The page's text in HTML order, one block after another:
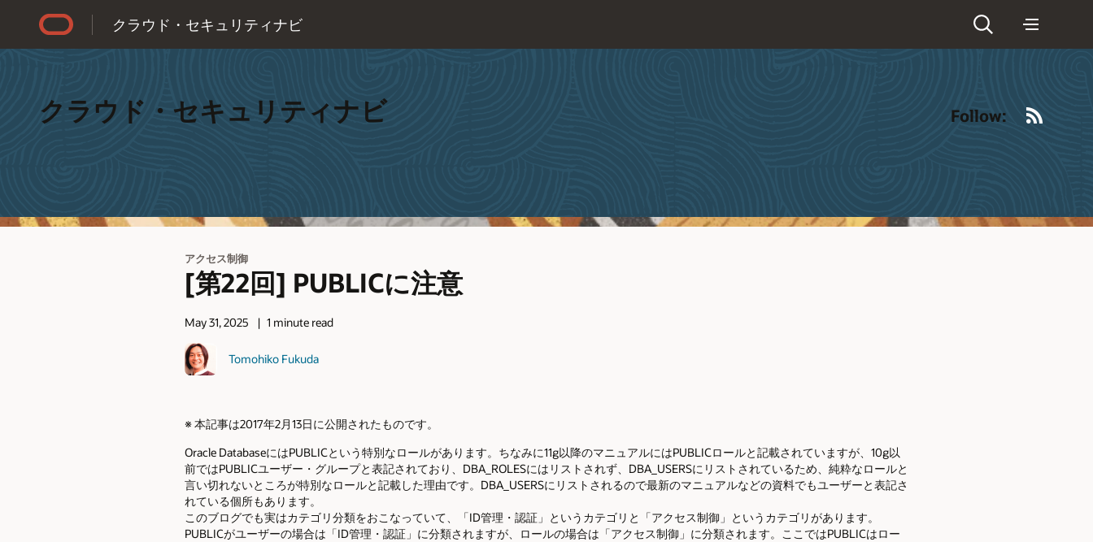
クラウド・セキュリティナビ
クラウド・セキュリティナビ Follow:
アクセス制御
[第22回] PUBLICに注意
May 31, 2025 1 minute read
Tomohiko Fukuda
※ 本記事は2017年2月13日に公開されたものです。
Oracle DatabaseにはPUBLICという特別なロールがあります。ちなみに11g以降のマニュアルにはPUBLICロールと記載されていますが、10g以
前ではPUBLICユーザー・グループと表記されており、DBA_ROLESにはリストされず、DBA_USERSにリストされているため、純粋なロールと
言い切れないところが特別なロールと記載した理由です。DBA_USERSにリストされるので最新のマニュアルなどの資料でもユーザーと表記さ
れている個所もあります。
このブログでも実はカテゴリ分類をおこなっていて、「ID管理・認証」というカテゴリと「アクセス制御」というカテゴリがあります。
PUBLICがユーザーの場合は「ID管理・認証」に分類されますが、ロールの場合は「アクセス制御」に分類されます。ここではPUBLICはロー